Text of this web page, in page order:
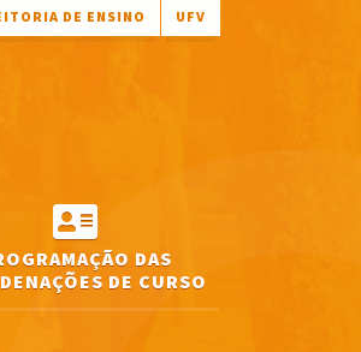
DE ENSINO UFV
DAS
DE CURSO